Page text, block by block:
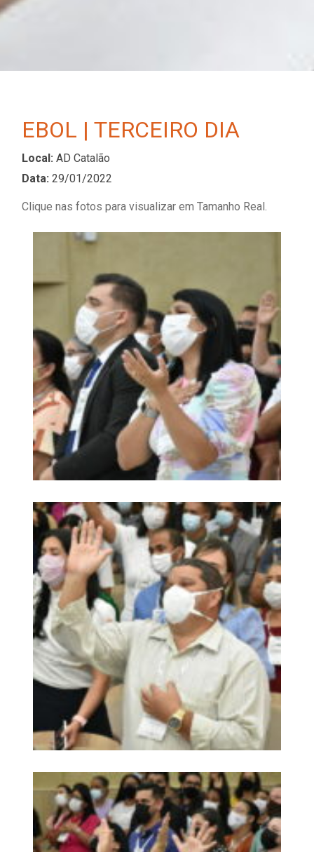
EBOL | TERCEIRO DIA
Local: AD Catalão
Data: 29/01/2022
Clique nas fotos para visualizar em Tamanho Real.